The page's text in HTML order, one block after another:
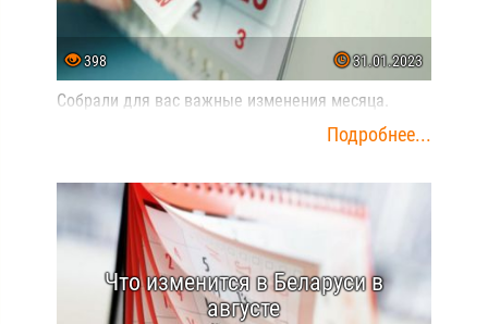
398 31.01.2023
Собрали для вас важные изменения месяца.
Подробнее...
Что изменится в Беларуси в
августе